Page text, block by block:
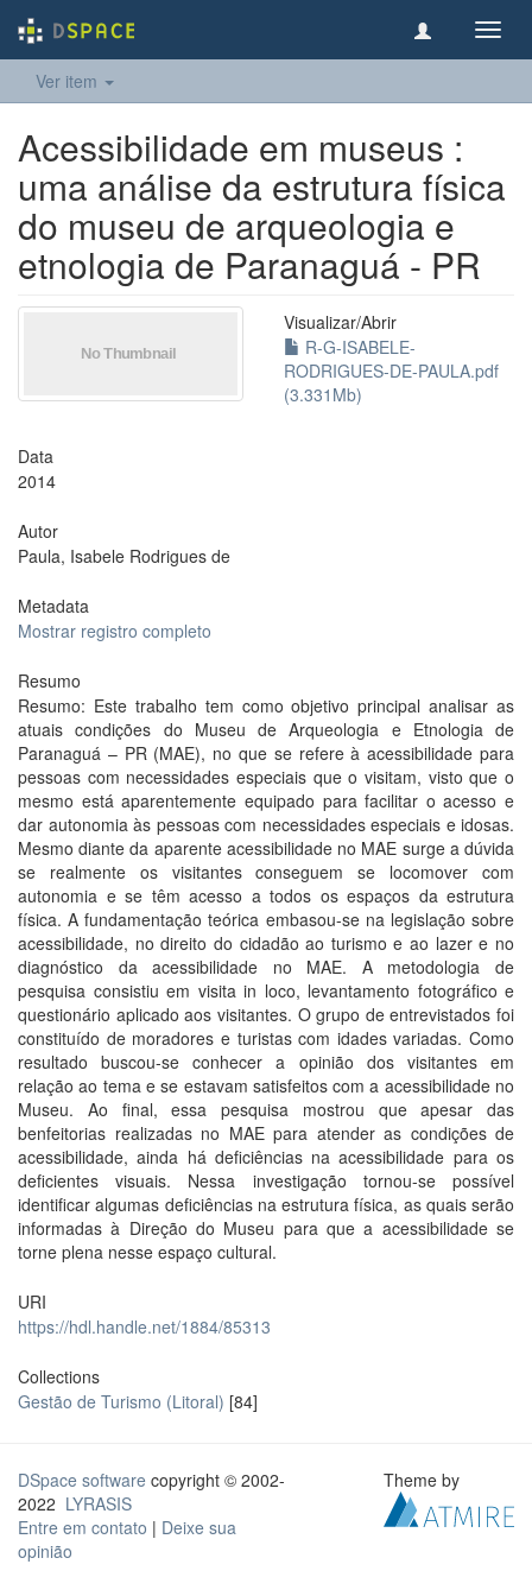
Ver item
Acessibilidade em museus :
uma análise da estrutura física
do museu de arqueologia e
etnologia de Paranaguá - PR
Visualizar/Abrir
R-G-ISABELE-
RODRIGUES-DE-PAULA.pdf
(3.331Mb)
Data
2014
Autor
Paula, Isabele Rodrigues de
Metadata
Mostrar registro completo
Resumo
Resumo: Este trabalho tem como objetivo principal analisar as
atuais condições do Museu de Arqueologia e Etnologia de
Paranaguá – PR (MAE), no que se refere à acessibilidade para
pessoas com necessidades especiais que o visitam, visto que o
mesmo está aparentemente equipado para facilitar o acesso e
dar autonomia às pessoas com necessidades especiais e idosas.
Mesmo diante da aparente acessibilidade no MAE surge a dúvida
se realmente os visitantes conseguem se locomover com
autonomia e se têm acesso a todos os espaços da estrutura
física. A fundamentação teórica embasou-se na legislação sobre
acessibilidade, no direito do cidadão ao turismo e ao lazer e no
diagnóstico da acessibilidade no MAE. A metodologia de
pesquisa consistiu em visita in loco, levantamento fotográfico e
questionário aplicado aos visitantes. O grupo de entrevistados foi
constituído de moradores e turistas com idades variadas. Como
resultado buscou-se conhecer a opinião dos visitantes em
relação ao tema e se estavam satisfeitos com a acessibilidade no
Museu. Ao final, essa pesquisa mostrou que apesar das
benfeitorias realizadas no MAE para atender as condições de
acessibilidade, ainda há deficiências na acessibilidade para os
deficientes visuais. Nessa investigação tornou-se possível
identificar algumas deficiências na estrutura física, as quais serão
informadas à Direção do Museu para que a acessibilidade se
torne plena nesse espaço cultural.
URI
https://hdl.handle.net/1884/85313
Collections
Gestão de Turismo (Litoral) [84]
DSpace software copyright © 2002-
2022 LYRASIS
Entre em contato | Deixe sua
opinião
Theme by